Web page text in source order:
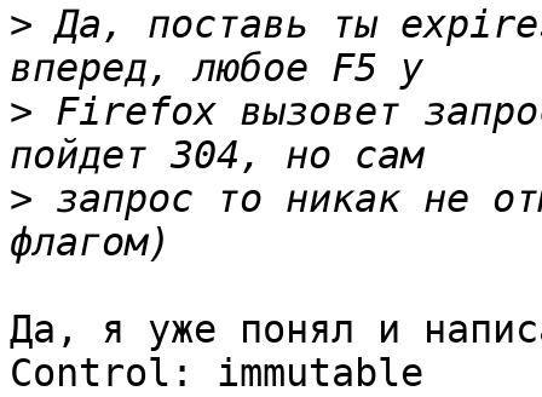
> Да, поставь ты
> Firefox вызовет
> запрос то никак не
Да, я уже понял и
Control: immutable